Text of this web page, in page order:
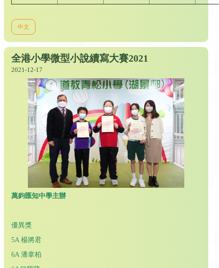
中文
全港小學微型小說續寫大賽2021
2021-12-17
萬鈞匯知中學主辦
優異獎
5A 楊將君
6A 潘韋柏